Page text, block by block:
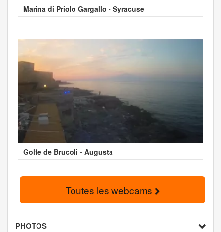
Marina di Priolo Gargallo - Syracuse
Golfe de Brucoli - Augusta
Toutes les webcams
PHOTOS